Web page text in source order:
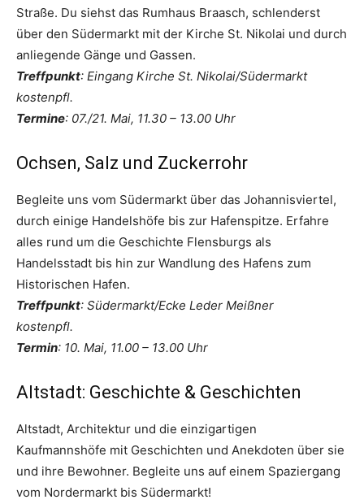
Straße. Du siehst das Rumhaus Braasch, schlenderst
über den Südermarkt mit der Kirche St. Nikolai und durch
anliegende Gänge und Gassen.
Treffpunkt: Eingang Kirche St. Nikolai/Südermarkt
kostenpfl.
Termine: 07./21. Mai, 11.30 – 13.00 Uhr
Ochsen, Salz und Zuckerrohr
Begleite uns vom Südermarkt über das Johannisviertel,
durch einige Handelshöfe bis zur Hafenspitze. Erfahre
alles rund um die Geschichte Flensburgs als
Handelsstadt bis hin zur Wandlung des Hafens zum
Historischen Hafen.
Treffpunkt: Südermarkt/Ecke Leder Meißner
kostenpfl.
Termin: 10. Mai, 11.00 – 13.00 Uhr
Altstadt: Geschichte & Geschichten
Altstadt, Architektur und die einzigartigen
Kaufmannshöfe mit Geschichten und Anekdoten über sie
und ihre Bewohner. Begleite uns auf einem Spaziergang
vom Nordermarkt bis Südermarkt!